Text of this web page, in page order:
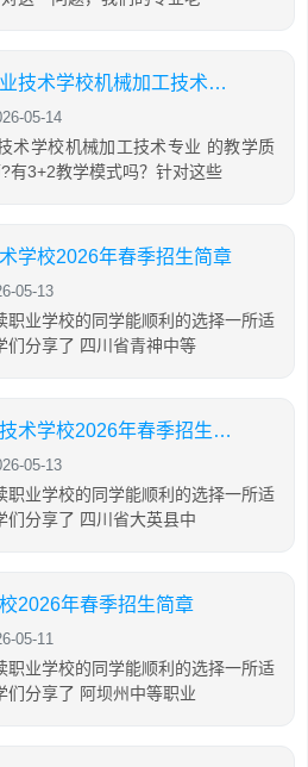
重庆市开县巨龙中等职业技术学校机械加工技术专业怎么样?
05-14
术学校机械加工技术专业 的教学质
有3+2教学模式吗？针对这些
学校2026年春季招生简章
05-13
职业学校的同学能顺利的选择一所适
们分享了 四川省青神中等
四川省大英县中等职业技术学校2026年春季招生简章
05-13
职业学校的同学能顺利的选择一所适
们分享了 四川省大英县中
2026年春季招生简章
05-11
职业学校的同学能顺利的选择一所适
们分享了 阿坝州中等职业